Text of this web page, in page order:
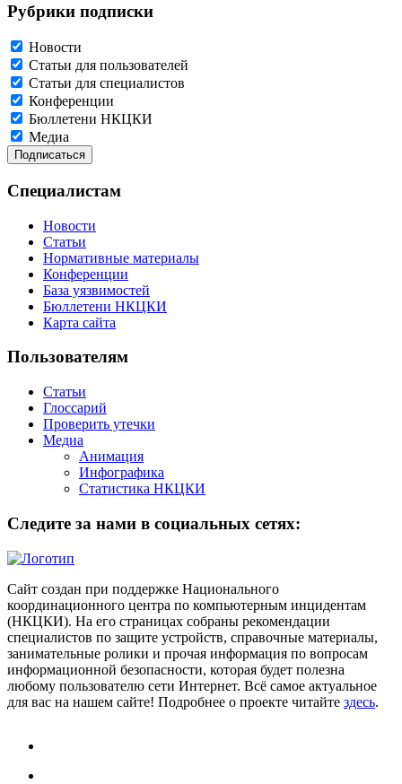
Рубрики подписки
Новости
Статьи для пользователей
Статьи для специалистов
Конференции
Бюллетени НКЦКИ
Медиа
Специалистам
Новости
Статьи
Нормативные материалы
Конференции
База уязвимостей
Бюллетени НКЦКИ
Карта сайта
Пользователям
Статьи
Глоссарий
Проверить утечки
Медиа
Анимация
Инфографика
Статистика НКЦКИ
Следите за нами в социальных сетях:
Сайт создан при поддержке Национального
координационного центра по компьютерным инцидентам
(НКЦКИ). На его страницах собраны рекомендации
специалистов по защите устройств, справочные материалы,
занимательные ролики и прочая информация по вопросам
информационной безопасности, которая будет полезна
любому пользователю сети Интернет. Всё самое актуальное
для вас на нашем сайте! Подробнее о проекте читайте здесь.